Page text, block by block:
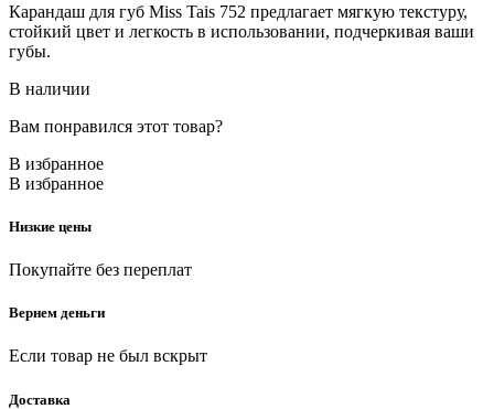
Карандаш для губ Miss Tais 752 предлагает мягкую текстуру,
стойкий цвет и легкость в использовании, подчеркивая ваши
губы.
В наличии
Вам понравился этот товар?
В избранное
В избранное
Низкие цены
Покупайте без переплат
Вернем деньги
Если товар не был вскрыт
Доставка